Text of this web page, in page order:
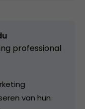
professional
van hun